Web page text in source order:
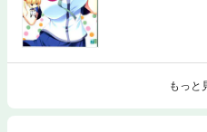
もっと